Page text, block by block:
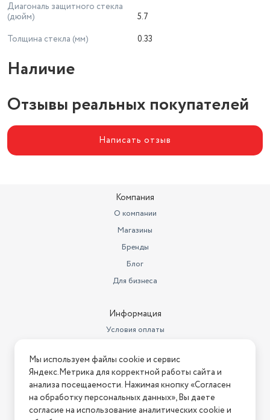
Диагональ защитного стекла
(дюйм)
5.7
Толщина стекла (мм)
0.33
Наличие
Отзывы реальных покупателей
Написать отзыв
Компания
О компании
Магазины
Бренды
Блог
Для бизнеса
Информация
Условия оплаты
Условия возврата
Нашли ошибку на сайте? Напишите нам
2026 © Интернет-магазин "АстМаркет". У нас есть всё!
Мы используем файлы cookie и сервис
Яндекс.Метрика для корректной работы сайта и
анализа посещаемости. Нажимая кнопку «Согласен
на обработку персональных данных», Вы даете
согласие на использование аналитических cookie и